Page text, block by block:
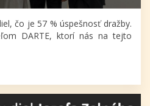
čo je 57 % úspešnosť dražby.
DARTE, ktorí nás na tejto